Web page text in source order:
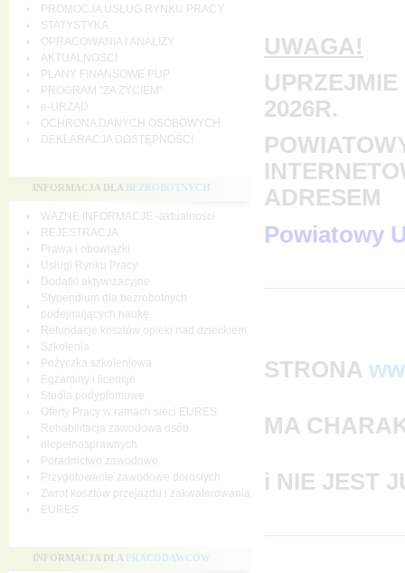
PROMOCJA USŁUG RYNKU PRACY
STATYSTYKA
OPRACOWANIA I ANALIZY
AKTUALNOŚCI
PLANY FINANSOWE PUP
PROGRAM "ZA ŻYCIEM"
e-URZĄD
OCHRONA DANYCH OSOBOWYCH
DEKLARACJA DOSTĘPNOŚCI
INFORMACJA DLA BEZROBOTNYCH
WAŻNE INFORMACJE -aktualności
REJESTRACJA
Prawa i obowiązki
Usługi Rynku Pracy
Dodatki aktywizacyjne
Stypendium dla bezrobotnych
podejmujących naukę
Refundacje kosztów opieki nad dzieckiem
Szkolenia
Pożyczka szkoleniowa
Egzaminy i licencje
Studia podyplomowe
Oferty Pracy w ramach sieci EURES
Rehabilitacja zawodowa osób
niepełnosprawnych
Poradnictwo zawodowe
Przygotowanie zawodowe dorosłych
Zwrot kosztów przejazdu i zakwaterowania
EURES
INFORMACJA DLA PRACODAWCÓW
UWAGA!
2026R.
ADRESEM
Powiatowy
STRONA
MA
i NIE JEST